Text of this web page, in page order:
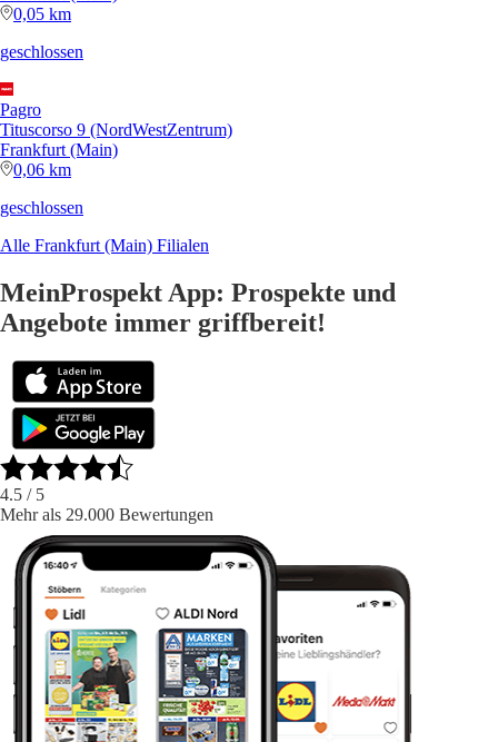
0,05 km
geschlossen
Pagro
Tituscorso 9 (NordWestZentrum)
Frankfurt (Main)
0,06 km
geschlossen
Alle Frankfurt (Main) Filialen
MeinProspekt App: Prospekte und
Angebote immer griffbereit!
4.5 / 5
Mehr als 29.000 Bewertungen